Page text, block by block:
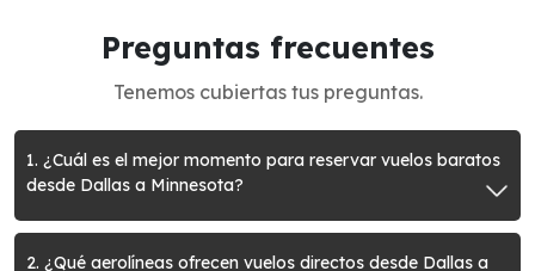
Preguntas frecuentes
Tenemos cubiertas tus preguntas.
1. ¿Cuál es el mejor momento para reservar vuelos baratos
desde Dallas a Minnesota?
2. ¿Qué aerolíneas ofrecen vuelos directos desde Dallas a